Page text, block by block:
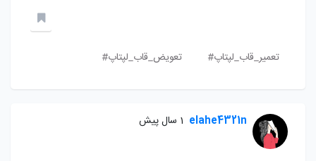
تعمیر_قاب_لپتاپ# تعویض_قاب_لپتاپ#
elahe4321n 1 سال پیش